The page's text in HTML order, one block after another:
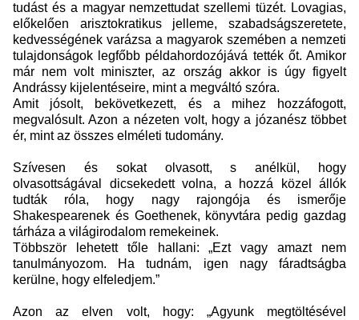
tudást és a magyar nemzettudat szellemi tüzét. Lovagias,
előkelően arisztokratikus jelleme, szabadságszeretete,
kedvességének varázsa a magyarok szemében a nemzeti
tulajdonságok legfőbb példahordozójává tették őt. Amikor
már nem volt miniszter, az ország akkor is úgy figyelt
Andrássy kijelentéseire, mint a megváltó szóra.
Amit jósolt, bekövetkezett, és a mihez hozzáfogott,
megvalósult. Azon a nézeten volt, hogy a józanész többet
ér, mint az összes elméleti tudomány.
Szívesen és sokat olvasott, s anélkül, hogy
olvasottságával dicsekedett volna, a hozzá közel állók
tudták róla, hogy nagy rajongója és ismerője
Shakespearenek és Goethenek, könyvtára pedig gazdag
tárháza a világirodalom remekeinek.
Többször lehetett tőle hallani: „Ezt vagy amazt nem
tanulmányozom. Ha tudnám, igen nagy fáradtságba
kerülne, hogy elfeledjem.”
Azon az elven volt, hogy: „Agyunk megtöltésével